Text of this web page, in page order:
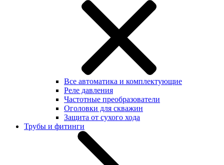
Все автоматика и комплектующие
Реле давления
Частотные преобразователи
Оголовки для скважин
Защита от сухого хода
Трубы и фитинги